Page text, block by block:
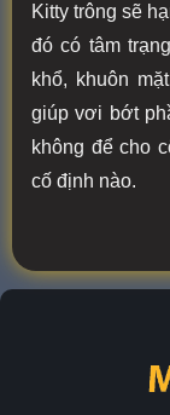
Kitty trông sẽ
đó có tâm
khổ, khuôn
giúp vơi bớt
không để cho
cố định nào.